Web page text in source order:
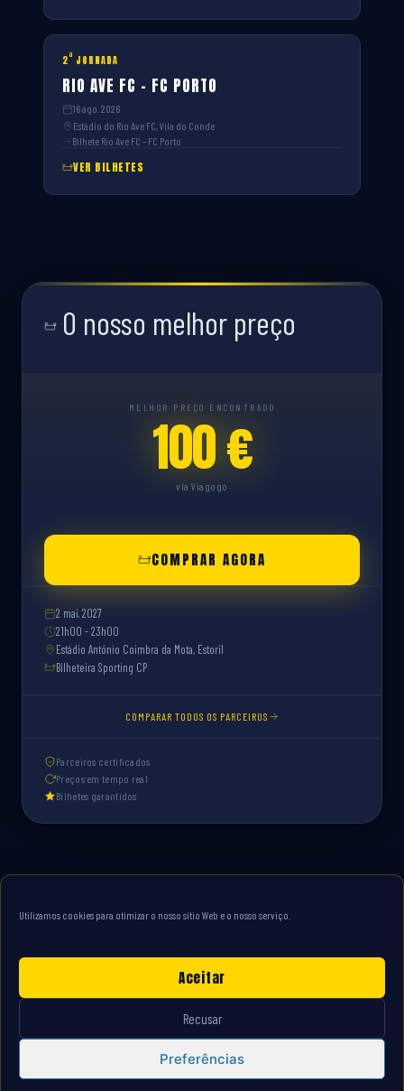
Utilizamos cookies para otimizar o nosso sítio Web e o nosso serviço.
Aceitar
Recusar
Preferências
2ª JORNADA
RIO AVE FC – FC PORTO
16 ago. 2026
Estádio do Rio Ave FC, Vila do Conde
Bilhete Rio Ave FC – FC Porto
VER BILHETES
O nosso melhor preço
MELHOR PREÇO ENCONTRADO
100 €
via Viagogo
COMPRAR AGORA
2 mai. 2027
21h00 - 23h00
Estádio António Coimbra da Mota, Estoril
Bilheteira Sporting CP
COMPARAR TODOS OS PARCEIROS
Parceiros certificados
Preços em tempo real
Bilhetes garantidos
Politique cookies